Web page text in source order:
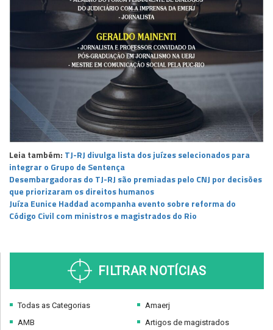
Leia também: TJ-RJ divulga lista dos juízes selecionados para
integrar o Grupo de Sentença
Desembargadoras do TJ-RJ são premiadas pelo CNJ por decisões
que priorizaram os direitos humanos
Juíza Eunice Haddad acompanha evento sobre reforma do
Código Civil com ministros e magistrados do Rio
FILTRAR NOTÍCIAS
Todas as Categorias
AMB
Amaerj
Artigos de magistrados